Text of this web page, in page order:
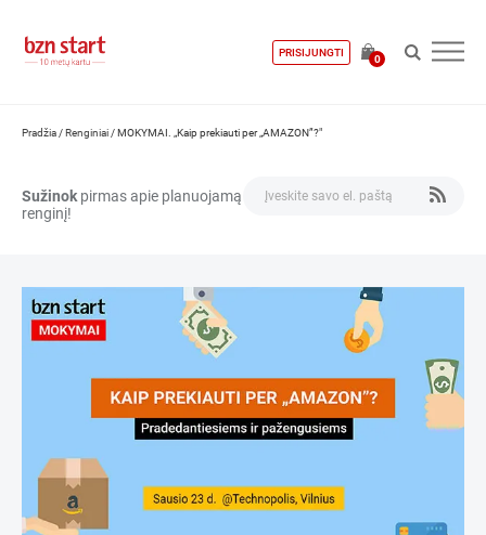
PRISIJUNGTI
0
Pradžia /Renginiai /MOKYMAI. „Kaip prekiauti per „AMAZON”?"
Sužinok pirmas apie planuojamą
renginį!